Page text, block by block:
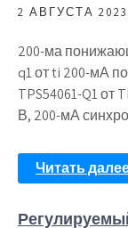
2 АВГУСТА 2023
200-ма
q1 от ti 200-мА
TPS54061-Q1 от
В, 200-мА
Читать